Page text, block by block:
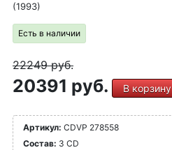
(1993)
Есть в наличии
22249руб.
20391 руб. В корзину
Артикул: CDVP 278558
Состав: 3 CD